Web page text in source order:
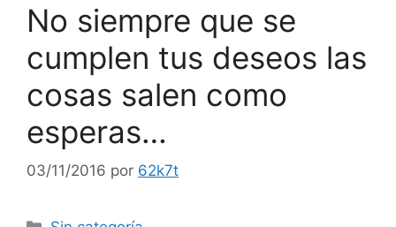
No siempre que se
cumplen tus deseos las
cosas salen como
esperas…
03/11/2016 por 62k7t
Categorías